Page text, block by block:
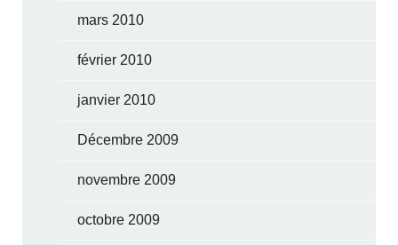
mars 2010
février 2010
janvier 2010
Décembre 2009
novembre 2009
octobre 2009